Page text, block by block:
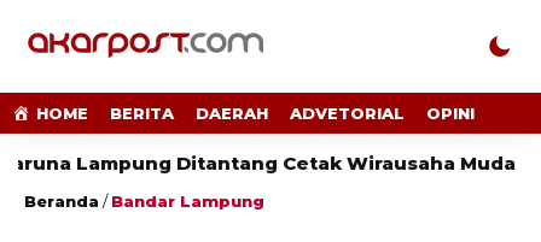
HOME BERITA DAERAH ADVETORIAL OPINI
Ditantang Cetak Wirausaha Muda
Beranda /Bandar Lampung